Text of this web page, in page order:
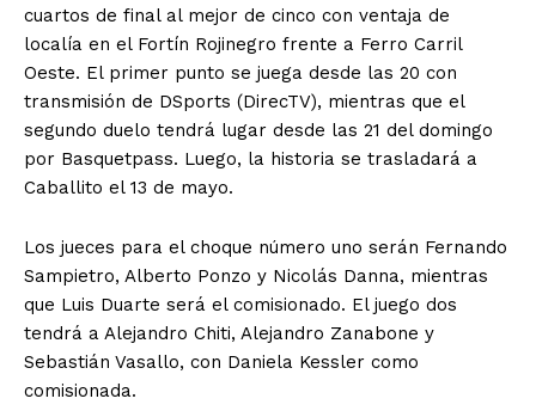
cuartos de final al mejor de cinco con ventaja de
localía en el Fortín Rojinegro frente a Ferro Carril
Oeste. El primer punto se juega desde las 20 con
transmisión de DSports (DirecTV), mientras que el
segundo duelo tendrá lugar desde las 21 del domingo
por Basquetpass. Luego, la historia se trasladará a
Caballito el 13 de mayo.
Los jueces para el choque número uno serán Fernando
Sampietro, Alberto Ponzo y Nicolás Danna, mientras
que Luis Duarte será el comisionado. El juego dos
tendrá a Alejandro Chiti, Alejandro Zanabone y
Sebastián Vasallo, con Daniela Kessler como
comisionada.